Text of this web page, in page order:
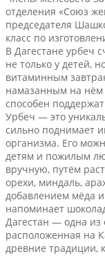
отделения «Союз
председателя
класс по
В Дагестане урбеч
не только у детей,
витаминным
намазанным на нём
способен
Урбеч — это
сильно поднимает
организма. Его
детям и пожилым
вручную, путём
орехи, миндаль,
добавлением мёда
напоминает
Дагестан — одна из
расположенная на
древние традиции,